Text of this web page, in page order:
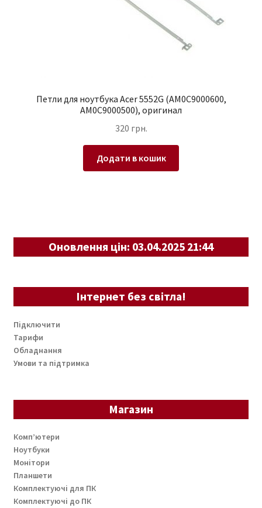
Петли для ноутбука Acer 5552G (AM0C9000600,
AM0C9000500), оригинал
320 грн.
Додати в кошик
Оновлення цін: 03.04.2025 21:44
Інтернет без світла!
Підключити
Тарифи
Обладнання
Умови та підтримка
Магазин
Комп’ютери
Ноутбуки
Монітори
Планшети
Комплектуючі для ПК
Комплектуючі до ПК